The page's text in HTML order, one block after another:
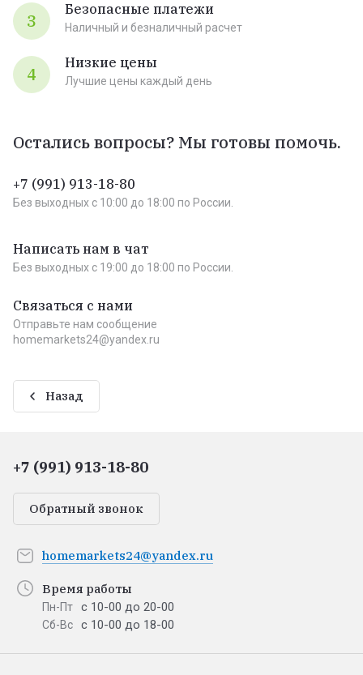
3
Безопасные платежи
Наличный и безналичный расчет
4
Низкие цены
Лучшие цены каждый день
Остались вопросы? Мы готовы помочь.
+7 (991) 913-18-80
Без выходных c 10:00 до 18:00 по России.
Написать нам в чат
Без выходных c 19:00 до 18:00 по России.
Связаться с нами
Отправьте нам сообщение
homemarkets24@yandex.ru
Назад
+7 (991) 913-18-80
Обратный звонок
homemarkets24@yandex.ru
Время работы
Пн-Пт с 10-00 до 20-00
Сб-Вс с 10-00 до 18-00